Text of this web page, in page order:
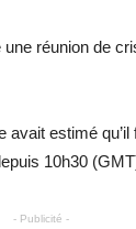
réunion de
estimé
10h30
- Publicité -